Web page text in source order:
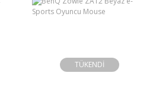
TÜKENDİ